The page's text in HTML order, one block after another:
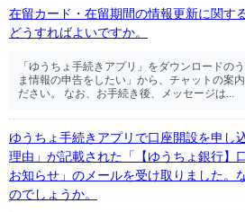
在留カード・在留期間の情報更新に関す
どうすればよいですか。
「ゆうちょ手続きアプリ」をダウンロードの
ま情報の申告をしたい」から、チャットの案
ださい。 なお、お手続き後、メッセージは...
ゆうちょ手続きアプリで口座開設を申し
理由」が記載された「【ゆうちょ銀行】
お知らせ」のメールを受け取りました。
のでしょうか。